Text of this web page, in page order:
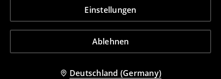
Ablehnen
Einstellungen
Deutschland (Germany)